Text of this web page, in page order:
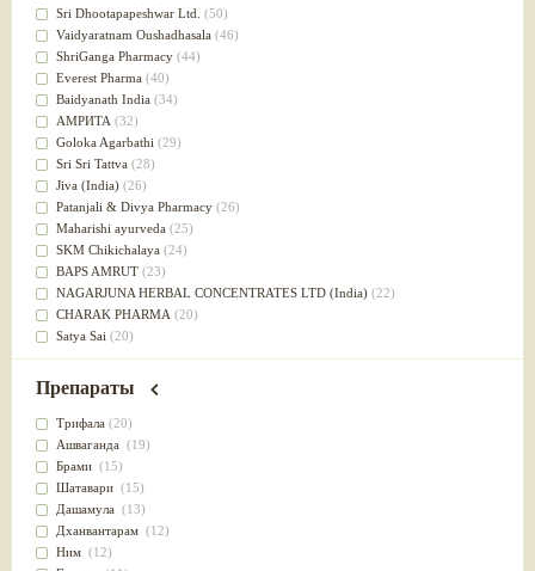
От паразитов(37)
При расстройстве желудка (36)
Успокоительное(36)
Для глаз(34)
от геморроя(34)
Противовоспалительное
Для Питта доши(32)
Для сердца(32)
Для сосудов головного мозга
Для полости рта(32)
Дефицит железа(31)
Для лица(31)
Употребление в пищу
Ароматерапия(29)
Жаропонижающее(29)
для памяти(28)
для почек(28)
Слабительное (28)
Афродизиак(27)
Напитки(27)
Для йоги (27)
Для потенции(26)
Для душа(25)
для концентрации внимания
при нарушении эрекции
Sri Dhootapapeshwar Ltd. (50)
Vaidyaratnam Oushadhasala (46)
ShriGanga Pharmacy (44)
Everest Pharma (40)
Baidyanath India (34)
АМРИТА (32)
Goloka Agarbathi (29)
Sri Sri Tattva (28)
Jiva (India) (26)
Patanjali & Divya Pharmacy (26)
Maharishi ayurveda (25)
SKM Chikichalaya (24)
BAPS AMRUT (23)
NAGARJUNA HERBAL CONCENTRATES LTD (India) (22)
CHARAK PHARMA (20)
Satya Sai (20)
Vyas(20)
Kerala Ayurveda
(19)
Organic India pvt ltd
Lalita(16)
Ashtang Herbals
Alarsin(14)
Vasu Health care
Baraka(13)
Dabur India Ltd
Препараты
Трифала (20)
Ашваганда (19)
Брами (15)
Шатавари (15)
Дашамула (13)
Дханвантарам (12)
Ним (12)